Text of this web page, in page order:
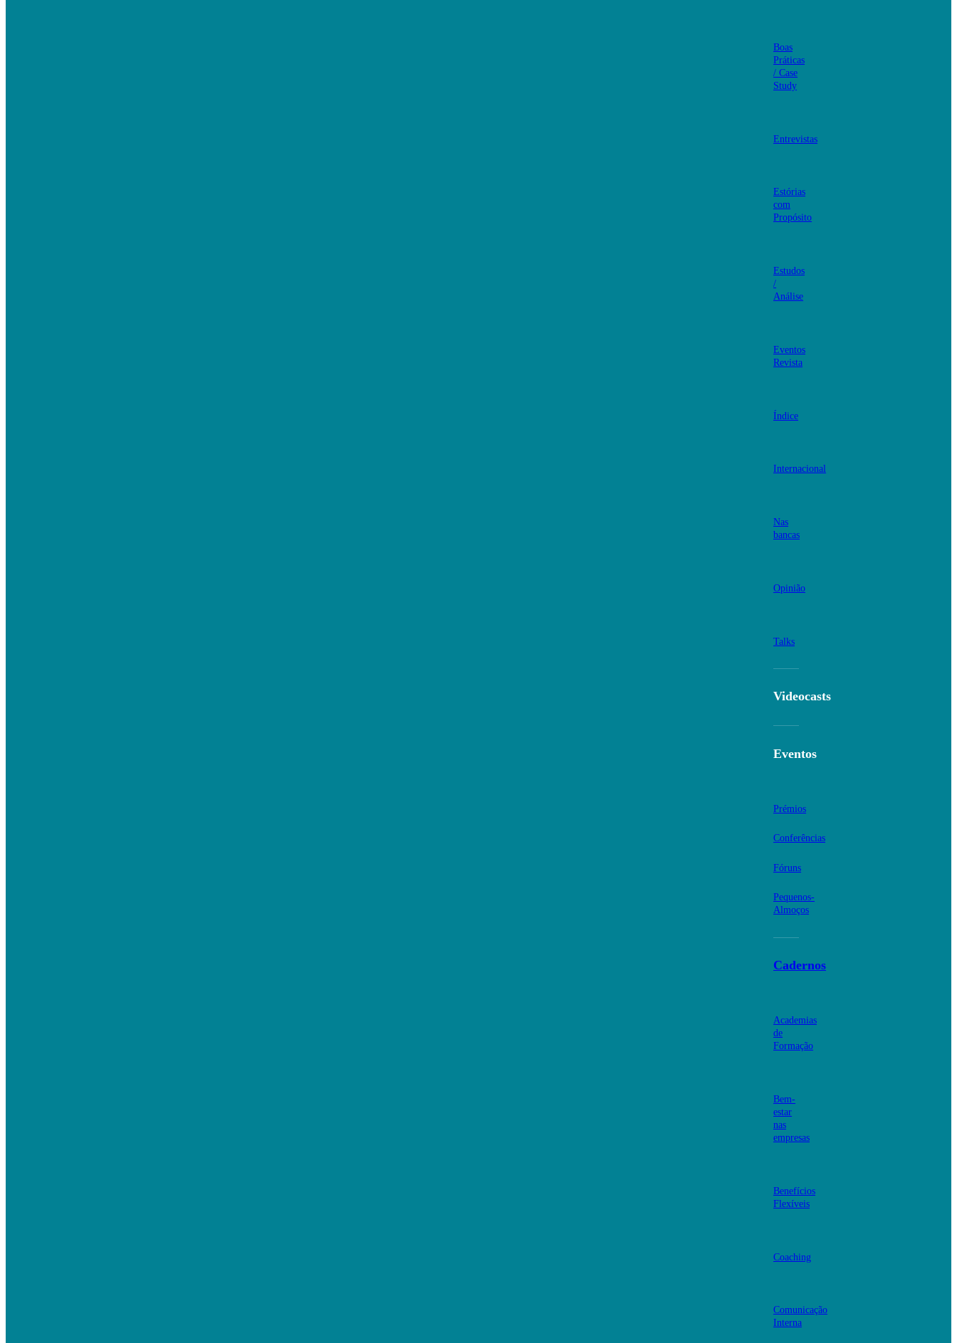
Boas
Práticas
/ Case
Study
Entrevistas
Estórias
com
Propósito
Estudos
/
Análise
Eventos
Revista
Índice
Internacional
Nas
bancas
Opinião
Talks
Videocasts
Eventos
Prémios
Conferências
Fóruns
Pequenos-
Almoços
Cadernos
Academias
de
Formação
Bem-
estar
nas
empresas
Benefícios
Flexíveis
Coaching
Comunicação
Interna